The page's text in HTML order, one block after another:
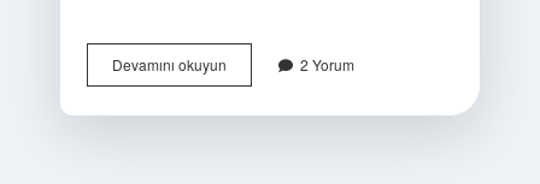
Devamını okuyunErdem
Aslen
2 Yorum